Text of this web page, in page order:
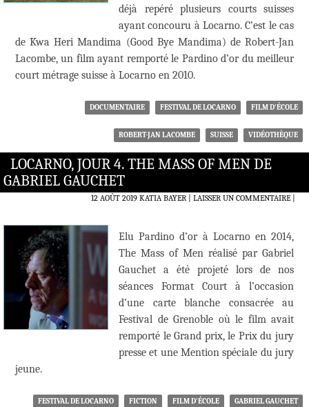
déjà repéré plusieurs courts suisses
ayant concouru à Locarno. C’est le cas
de Kwa Heri Mandima (Good Bye Mandima) de Robert-Jan
Lacombe, un film ayant remporté le Pardino d’or du meilleur
court métrage suisse à Locarno en 2010.
DOCUMENTAIRE FESTIVAL DE LOCARNO FILM D'ÉCOLE
ROBERT-JAN LACOMBE SUISSE VIDÉOTHÈQUE
LOCARNO, JOUR 4. THE MASS OF MEN DE
GABRIEL GAUCHET
12 AOÛT 2019 KATIA BAYER LAISSER UN COMMENTAIRE|
Elu Pardino d’or à Locarno en 2014,
The Mass of Men réalisé par Gabriel
Gauchet a été projeté lors de nos
séances Format Court à l’occasion
d’une carte blanche consacrée au
Festival de Grenoble où le film avait
remporté le Grand prix, le Prix du jury
presse et une Mention spéciale du jury
jeune.
FESTIVAL DE LOCARNO FICTION FILM D'ÉCOLE GABRIEL GAUCHET